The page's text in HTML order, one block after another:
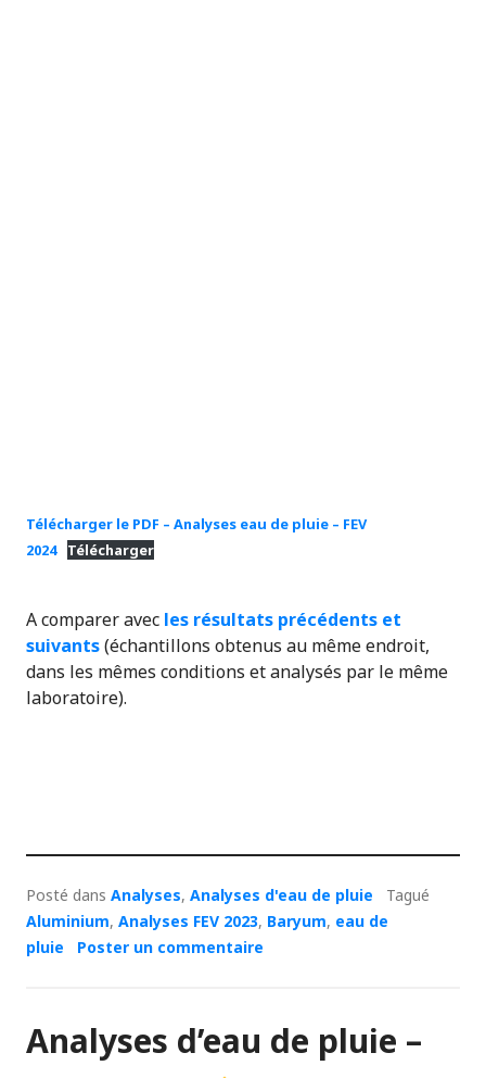
Télécharger le PDF – Analyses eau de pluie – FEV
2024
Télécharger
A comparer avec les résultats précédents et
suivants(échantillons obtenus au même endroit,
dans les mêmes conditions et analysés par le même
laboratoire).
Posté dans Analyses, Analyses d'eau de pluie
Tagué
Aluminium, Analyses FEV 2023, Baryum, eau de
pluie
Poster un commentaire
Analyses d’eau de pluie –